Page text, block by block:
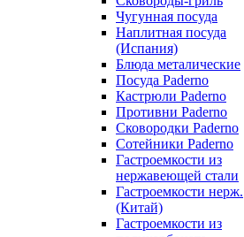
Чугунная посуда
Наплитная посуда
(Испания)
Блюда металические
Посуда Paderno
Кастрюли Paderno
Противни Paderno
Сковородки Paderno
Сотейники Paderno
Гастроемкости из
нержавеющей стали
Гастроемкости нерж.
(Китай)
Гастроемкости из